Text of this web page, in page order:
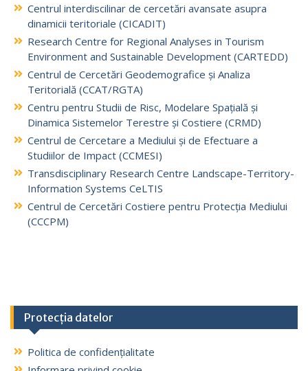
Centrul interdiscilinar de cercetări avansate asupra
dinamicii teritoriale (CICADIT)
Research Centre for Regional Analyses in Tourism
Environment and Sustainable Development (CARTEDD)
Centrul de Cercetări Geodemografice și Analiza
Teritorială (CCAT/RGTA)
Centru pentru Studii de Risc, Modelare Spațială și
Dinamica Sistemelor Terestre și Costiere (CRMD)
Centrul de Cercetare a Mediului și de Efectuare a
Studiilor de Impact (CCMESI)
Transdisciplinary Research Centre Landscape-Territory-
Information Systems CeLTIS
Centrul de Cercetări Costiere pentru Protecția Mediului
(CCCPM)
Protecția datelor
Politica de confidențialitate